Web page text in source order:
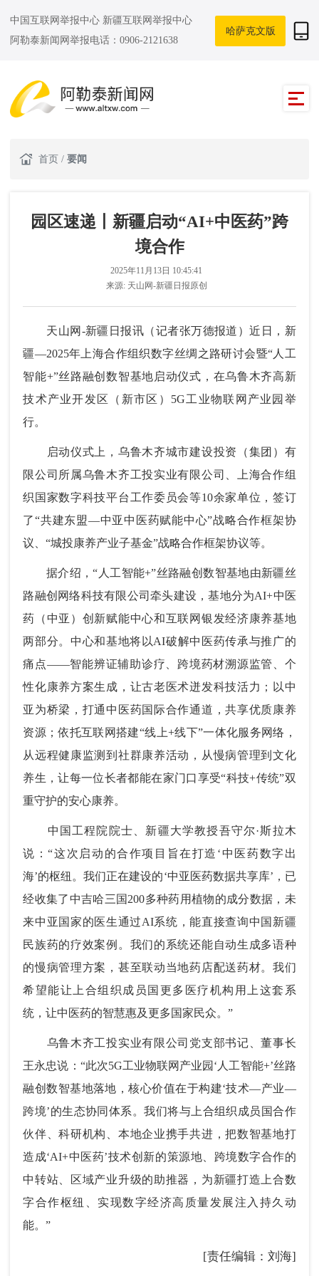
中国互联网举报中心 新疆互联网举报中心
阿勒泰新闻网举报电话：0906-2121638
哈萨克文版
首页 / 要闻
园区速递丨新疆启动“AI+中医药”跨
境合作
2025年11月13日 10:45:41
来源: 天山网-新疆日报原创
天山网-新疆日报讯（记者张万德报道）近日，新
疆—2025年上海合作组织数字丝绸之路研讨会暨“人工
智能+”丝路融创数智基地启动仪式，在乌鲁木齐高新
技术产业开发区（新市区）5G工业物联网产业园举
行。
启动仪式上，乌鲁木齐城市建设投资（集团）有
限公司所属乌鲁木齐工投实业有限公司、上海合作组
织国家数字科技平台工作委员会等10余家单位，签订
了“共建东盟—中亚中医药赋能中心”战略合作框架协
议、“城投康养产业子基金”战略合作框架协议等。
据介绍，“人工智能+”丝路融创数智基地由新疆丝
路融创网络科技有限公司牵头建设，基地分为AI+中医
药（中亚）创新赋能中心和互联网银发经济康养基地
两部分。中心和基地将以AI破解中医药传承与推广的
痛点——智能辨证辅助诊疗、跨境药材溯源监管、个
性化康养方案生成，让古老医术迸发科技活力；以中
亚为桥梁，打通中医药国际合作通道，共享优质康养
资源；依托互联网搭建“线上+线下”一体化服务网络，
从远程健康监测到社群康养活动，从慢病管理到文化
养生，让每一位长者都能在家门口享受“科技+传统”双
重守护的安心康养。
中国工程院院士、新疆大学教授吾守尔·斯拉木
说：“这次启动的合作项目旨在打造‘中医药数字出
海’的枢纽。我们正在建设的‘中亚医药数据共享库’，已
经收集了中吉哈三国200多种药用植物的成分数据，未
来中亚国家的医生通过AI系统，能直接查询中国新疆
民族药的疗效案例。我们的系统还能自动生成多语种
的慢病管理方案，甚至联动当地药店配送药材。我们
希望能让上合组织成员国更多医疗机构用上这套系
统，让中医药的智慧惠及更多国家民众。”
乌鲁木齐工投实业有限公司党支部书记、董事长
王永忠说：“此次5G工业物联网产业园‘人工智能+’丝路
融创数智基地落地，核心价值在于构建‘技术—产业—
跨境’的生态协同体系。我们将与上合组织成员国合作
伙伴、科研机构、本地企业携手共进，把数智基地打
造成‘AI+中医药’技术创新的策源地、跨境数字合作的
中转站、区域产业升级的助推器，为新疆打造上合数
字合作枢纽、实现数字经济高质量发展注入持久动
能。”
[责任编辑：刘海]